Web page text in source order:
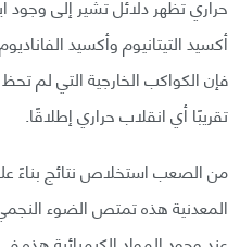
أكسيد التيتانيوم وأكسيد
فإن الكواكب الخارجية التي لم تحظ
تقريبًا أي انقلاب حراري إطلاقًا.
من الصعب استخلاص نتائج بناءً
المعدنية هذه تمتص الضوء